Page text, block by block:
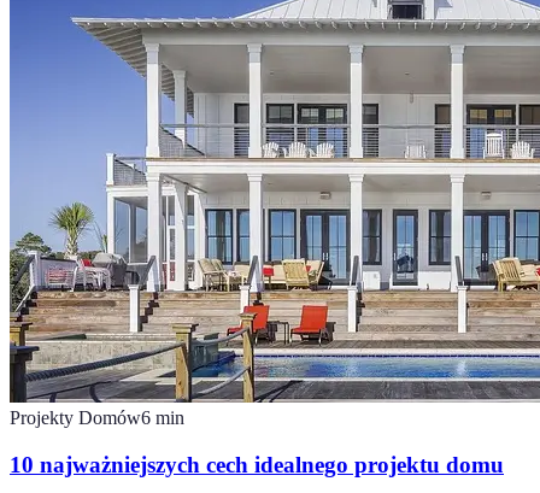
Projekty Domów6 min
10 najważniejszych cech idealnego projektu domu